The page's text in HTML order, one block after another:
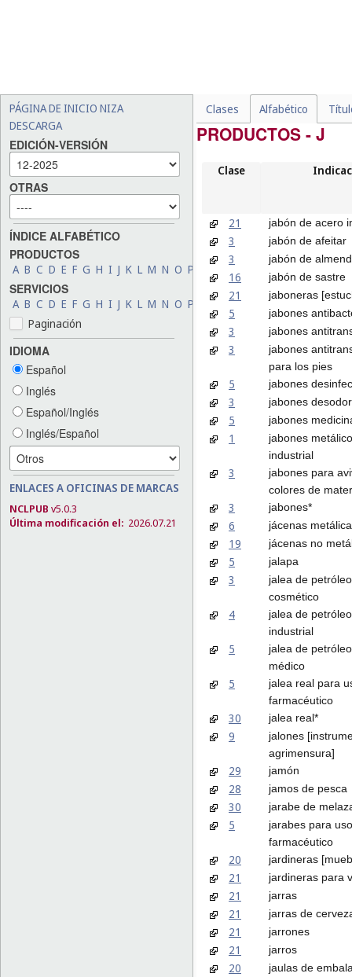
PÁGINA DE INICIO NIZA
DESCARGA
EDICIÓN-VERSIÓN
OTRAS
ÍNDICE ALFABÉTICO
PRODUCTOS
A B C D E F G H I J K L M N O P R S V
SERVICIOS
A B C D E F G H I J K L M N O P R S T V W X Y Z
Paginación
IDIOMA
Español
Inglés
Español/Inglés
Inglés/Español
ENLACES A OFICINAS DE MARCAS
NCLPUB v5.0.3
Última modificación el: 2026.07.21
Clases Alfabético
PRODUCTOS - J
Clase
21 jabón de acero
3 jabón de afeitar
3 jabón de
16 jabón de sastre
21 jaboneras
5 jabones
3 jabones
3
jabones
para los pies
5 jabones
3 jabones
5 jabones
1
jabones
industrial
3
jabones para
colores de
3 jabones*
6 jácenas
19 jácenas no
5 jalapa
3
jalea de
cosmético
4
jalea de
industrial
5
jalea de
médico
5
jalea real para
farmacéutico
30 jalea real*
9
jalones
agrimensura]
29 jamón
28 jamos de pesca
30 jarabe de
5
jarabes para uso
farmacéutico
20 jardineras
21 jardineras para
21 jarras
21 jarras de
21 jarrones
21 jarros
20 jaulas de